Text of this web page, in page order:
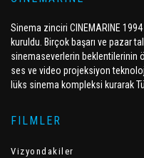
Sinema zinciri CINEMARINE
kuruldu. Birçok başarı ve pazar
sinemaseverlerin beklentilerinin
ses ve video projeksiyon
lüks sinema kompleksi kurarak
FILMLER
Vizyondakiler